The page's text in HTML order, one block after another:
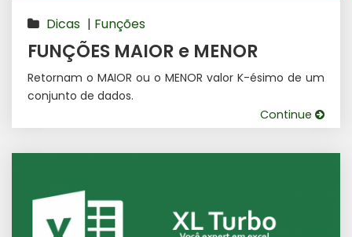
Dicas | Funções
FUNÇÕES MAIOR e MENOR
Retornam o MAIOR ou o MENOR valor K-ésimo de um
conjunto de dados.
Continue